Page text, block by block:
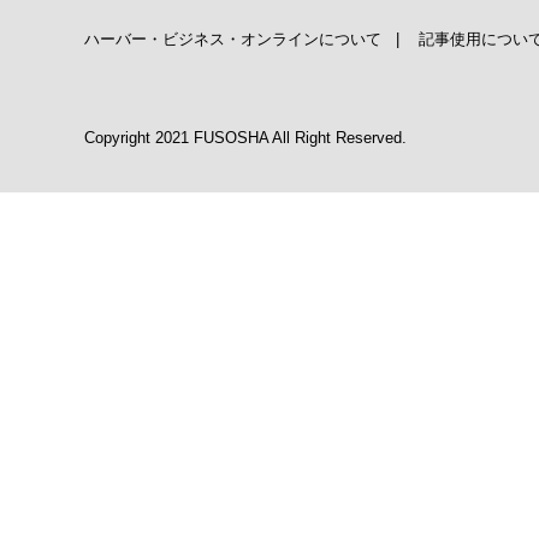
ハーバー・ビジネス・オンラインについて 記事使用につい
Copyright 2021 FUSOSHA All Right Reserved.